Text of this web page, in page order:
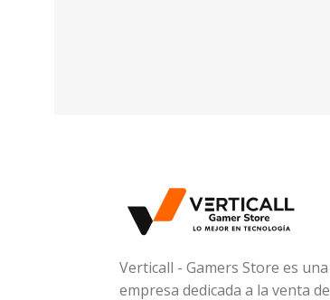
Verticall - Gamers Store es una
empresa dedicada a la venta de